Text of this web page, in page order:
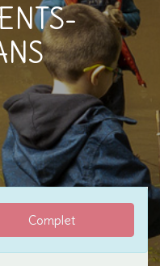
Complet